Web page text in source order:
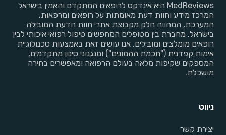
MedReviews היא אינדקס לרופאים המתקדם והאמין בישראל
המרכז מידע וחוות דעת מאומתות על רופאים ומרפאות.
המערכת, המהווה חלק מקבוצת אתרי חוות הדעת המובילה
בישראל, מחברת בין מטופלים המחפשים טיפול רפואי איכותי לבין
רופאים מומלצים ומובילים. אנו עושים זאת באמצעות טכנולוגיית
אימות קפדנית ("חכמת ההמונים") ומנגנוני סינון מתקדמים,
המספקים שקיפות מלאה בעולם הרפואה ומאפשרים בחירה
מושכלת.
ניווט
יצירת קשר